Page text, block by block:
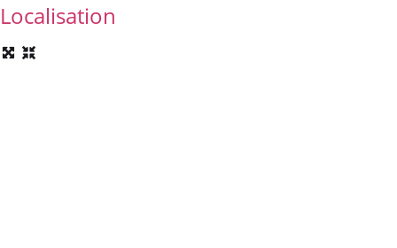
Localisation